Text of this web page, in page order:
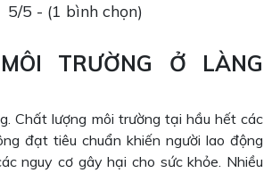
5/5 - (1 bình chọn)
TRƯỜNG Ở LÀNG
Chất lượng môi trường tại hầu hết các
đạt tiêu chuẩn khiến người lao động
nguy cơ gây hại cho sức khỏe. Nhiều